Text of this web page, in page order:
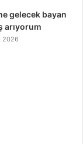
gelecek bayan
arıyorum
2026